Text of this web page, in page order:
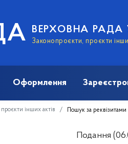
ВЕРХОВНА РАДА
Законопроєкти, проєкти
Оформлення
інших актів Пошук за реквізитами
Подання